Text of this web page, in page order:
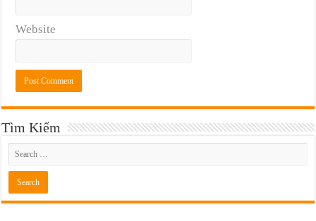
Website
Tìm Kiếm